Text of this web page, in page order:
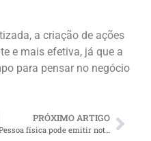
a criação de ações
e mais efetiva, já que a
para pensar no negócio
PRÓXIMO ARTIGO
Pessoa física pode emitir nota fiscal?